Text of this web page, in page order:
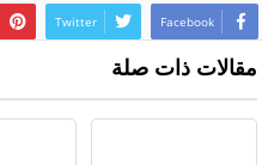
Facebook
Twitter
مقالات ذات صلة